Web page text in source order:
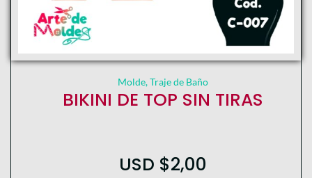
Molde,Traje de Baño
BIKINI DE TOP SIN TIRAS
USD $2,00